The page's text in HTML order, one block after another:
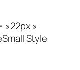
»22px »
Style